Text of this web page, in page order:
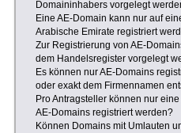
Domaininhabers vorgelegt
Eine AE-Domain kann nur auf
Arabische Emirate registriert
Zur Registrierung von AE-
dem Handelsregister vorgelegt
Es können nur AE-Domains
oder exakt dem Firmennamen
Pro Antragsteller können nur
AE-Domains registriert werden?
Können Domains mit Umlauten